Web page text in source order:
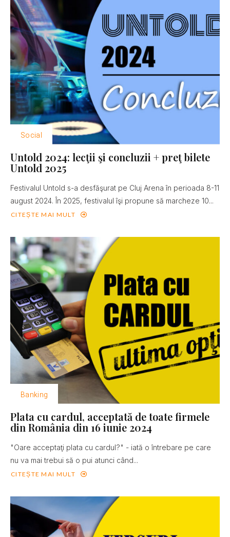
Social
Untold 2024: lecţii şi concluzii + preţ bilete
Untold 2025
Festivalul Untold s-a desfăşurat pe Cluj Arena în perioada 8-11
august 2024. În 2025, festivalul îşi propune să marcheze 10...
CITEȘTE MAI MULT
Banking
Plata cu cardul, acceptată de toate firmele
din România din 16 iunie 2024
"Oare acceptaţi plata cu cardul?" - iată o întrebare pe care
nu va mai trebui să o pui atunci când...
CITEȘTE MAI MULT